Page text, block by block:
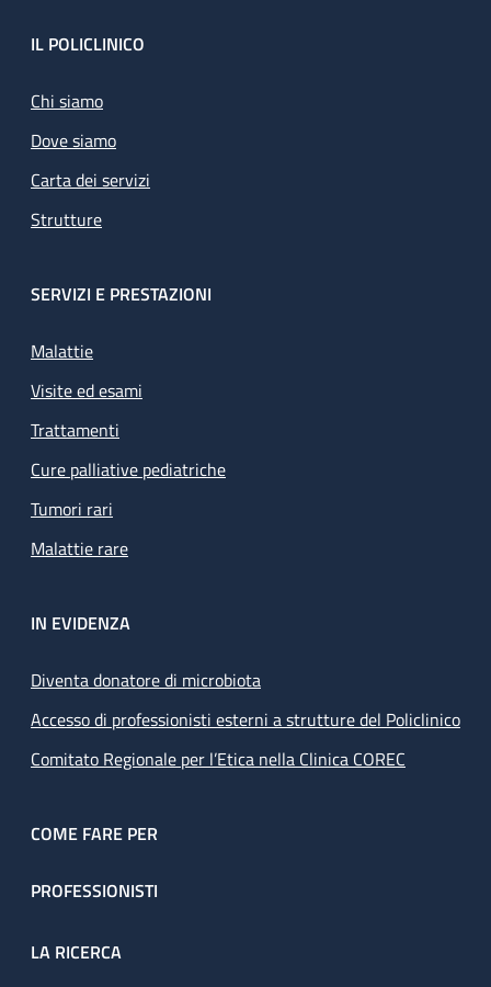
Footer
IL POLICLINICO
Chi siamo
Dove siamo
Carta dei servizi
Strutture
SERVIZI E PRESTAZIONI
Malattie
Visite ed esami
Trattamenti
Cure palliative pediatriche
Tumori rari
Malattie rare
IN EVIDENZA
Diventa donatore di microbiota
Accesso di professionisti esterni a strutture del Policlinico
Comitato Regionale per l’Etica nella Clinica COREC
COME FARE PER
PROFESSIONISTI
LA RICERCA